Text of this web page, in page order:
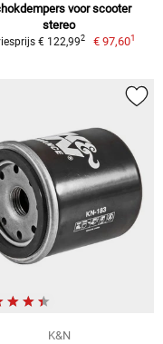
voor scooter
stereo
€ 122,992 € 97,601
K&N